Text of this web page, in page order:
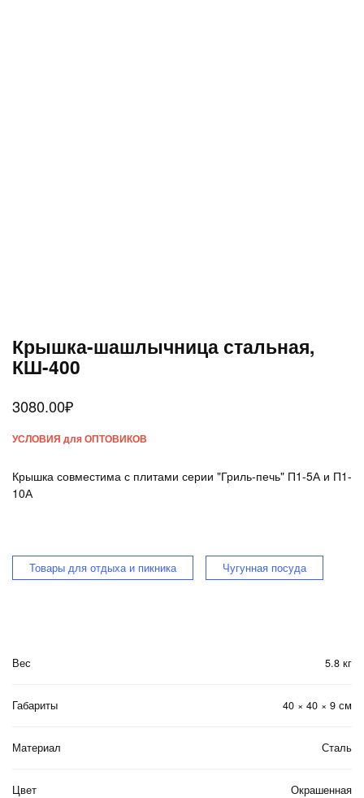
Крышка-шашлычница стальная,
КШ-400
3080.00₽
УСЛОВИЯ для ОПТОВИКОВ
Крышка совместима с плитами серии "Гриль-печь" П1-5А и П1-
10А
Товары для отдыха и пикника Чугунная посуда
Вес 5.8 кг
Габариты 40 × 40 × 9 см
Материал Сталь
Цвет Окрашенная